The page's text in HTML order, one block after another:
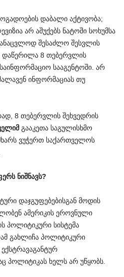
დაბალი აქტივობა;
არ აშუქებს ნატოში სოხუმსა
შესაძლო შესვლის
დაწერილა 8 თებერვლის
სააგენტოში. არ
ინფორმაციას თუ
8 თებერვლის შეხვედრის
გააკეთა საგულისხმო
ვუჭერთ საქართველოს
ნიშნავს?
დაჯგუფებებისგან მოდის
ამერიკის ეროვნული
პოლიტიკური სისტემა
გახლიჩა პოლიტიკური
პოლიტიკას ხელს არ უწყობს.